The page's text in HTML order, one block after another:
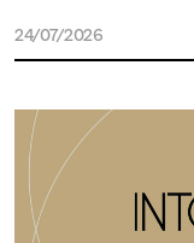
24/07/2026